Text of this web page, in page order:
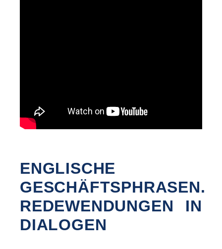
ENGLISCHE
GESCHÄFTSPHRASEN.
REDEWENDUNGEN IN
DIALOGEN